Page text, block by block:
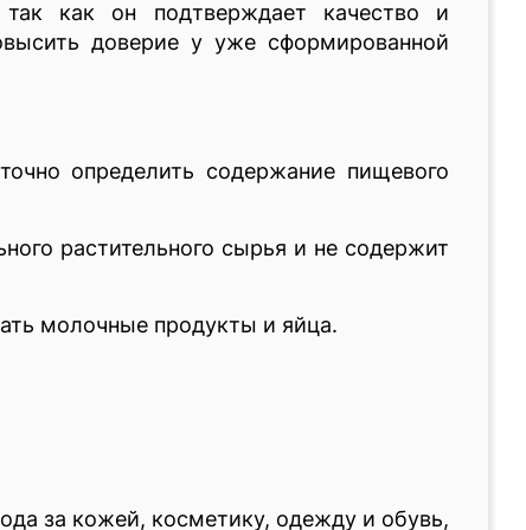
так как он подтверждает качество и
доверие у уже сформированной
определить содержание пищевого
растительного сырья и не содержит
молочные продукты и яйца.
за кожей, косметику, одежду и обувь,